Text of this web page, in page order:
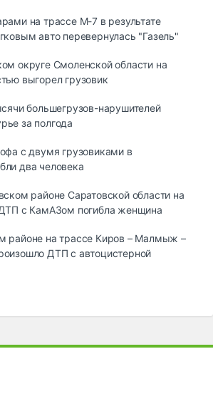
на трассе М-7 в результате
авто перевернулась "Газель"
округе Смоленской области на
выгорел грузовик
большегрузов-нарушителей
за полгода
с двумя грузовиками в
два человека
районе Саратовской области на
с КамАЗом погибла женщина
районе на трассе Киров – Малмыж –
ДТП с автоцистерной